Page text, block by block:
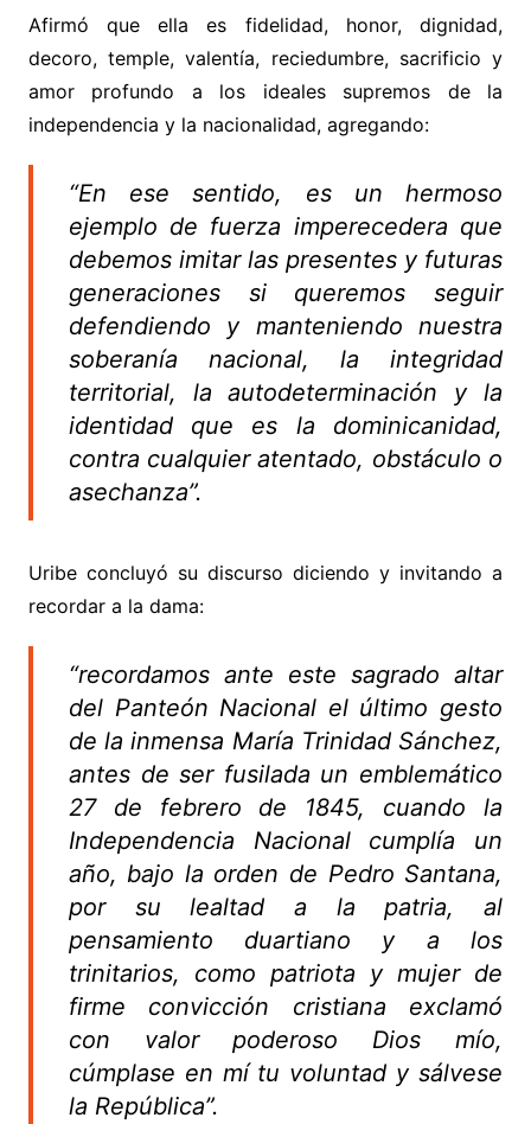
Afirmó que ella es fidelidad, honor, dignidad,
decoro, temple, valentía, reciedumbre, sacrificio y
amor profundo a los ideales supremos de la
independencia y la nacionalidad, agregando:
“En ese sentido, es un hermoso
ejemplo de fuerza imperecedera que
debemos imitar las presentes y futuras
generaciones si queremos seguir
defendiendo y manteniendo nuestra
soberanía nacional, la integridad
territorial, la autodeterminación y la
identidad que es la dominicanidad,
contra cualquier atentado, obstáculo o
asechanza”.
Uribe concluyó su discurso diciendo y invitando a
recordar a la dama:
“recordamos ante este sagrado altar
del Panteón Nacional el último gesto
de la inmensa María Trinidad Sánchez,
antes de ser fusilada un emblemático
27 de febrero de 1845, cuando la
Independencia Nacional cumplía un
año, bajo la orden de Pedro Santana,
por su lealtad a la patria, al
pensamiento duartiano y a los
trinitarios, como patriota y mujer de
firme convicción cristiana exclamó
con valor poderoso Dios mío,
cúmplase en mí tu voluntad y sálvese
la República”.